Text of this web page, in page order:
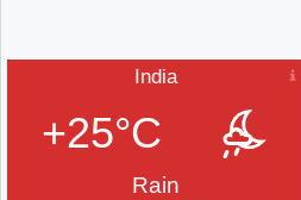
India
+25°C
Rain